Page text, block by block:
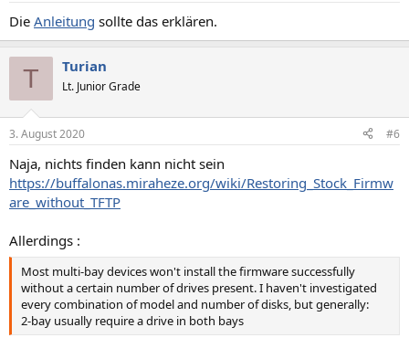
Die Anleitung sollte das erklären.
T Turian
Lt. Junior Grade
3. August 2020 #6
Naja, nichts finden kann nicht sein
https://buffalonas.miraheze.org/wiki/Restoring_Stock_Firmw
are_without_TFTP
Allerdings :
Most multi-bay devices won't install the firmware successfully
without a certain number of drives present. I haven't investigated
every combination of model and number of disks, but generally:
2-bay usually require a drive in both bays